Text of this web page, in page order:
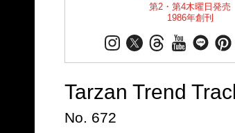
第2・第4木曜日発売
1986年創刊
Tarzan Trend
No. 672